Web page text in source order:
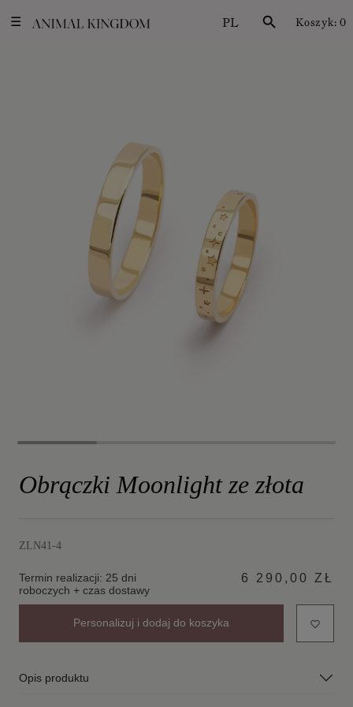
☰ PL search Koszyk: 0
Obrączki Moonlight ze złota
ZLN41-4
Termin realizacji: 25 dni
roboczych + czas dostawy
6 290,00 ZŁ
Personalizuj i dodaj do koszyka favorite_border
Opis produktu